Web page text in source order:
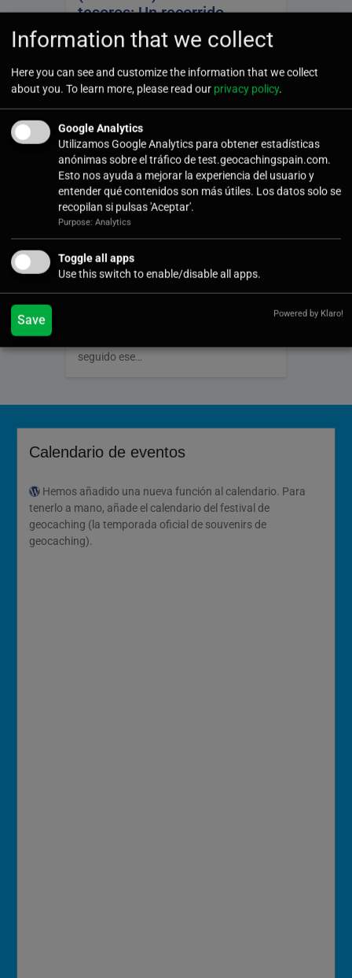
tesoros: Un recorrido
inolvidable entre marismas
y acantilados
25/Jul/2026 Uncategorized
Si hay un rincón en la costa cantábrica
capaz de enamorar tanto por su
paisajismo salvaje como por su
riquísima…
Cuando la Sombra se
Adelanta: El Eclipse de
Atapuerca y el «Mal Fario»
de los Astros
Artículos
seguido ese…
Calendario de eventos
Hemos añadido una nueva función al calendario. Para
tenerlo a mano, añade el calendario del festival de
geocaching (la temporada oficial de souvenirs de
geocaching).
Information that we collect
Here you can see and customize the information that we collect
about you. To learn more, please read our privacy policy.
Google Analytics
Utilizamos Google Analytics para obtener estadísticas
anónimas sobre el tráfico de test.geocachingspain.com.
Esto nos ayuda a mejorar la experiencia del usuario y
entender qué contenidos son más útiles. Los datos solo se
recopilan si pulsas 'Aceptar'.
Purpose: Analytics
Toggle all apps
Use this switch to enable/disable all apps.
Save Powered by Klaro!